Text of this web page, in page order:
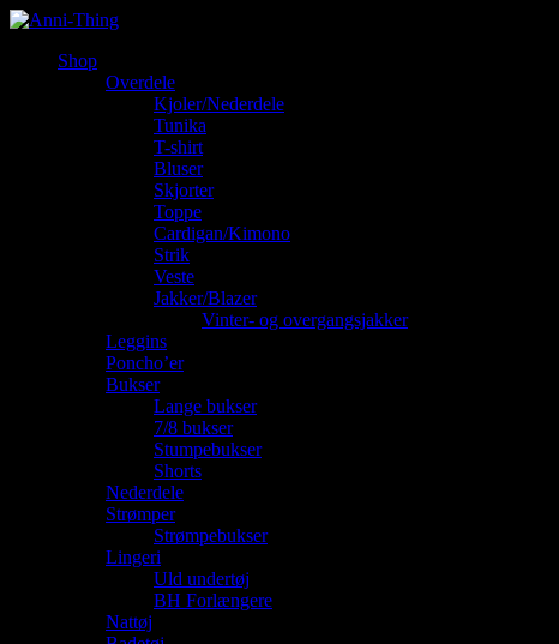
Shop
Overdele
Kjoler/Nederdele
Tunika
T-shirt
Bluser
Skjorter
Toppe
Cardigan/Kimono
Strik
Veste
Jakker/Blazer
Vinter- og overgangsjakker
Leggins
Poncho’er
Bukser
Lange bukser
7/8 bukser
Stumpebukser
Shorts
Nederdele
Strømper
Strømpebukser
Lingeri
Uld undertøj
BH Forlængere
Nattøj